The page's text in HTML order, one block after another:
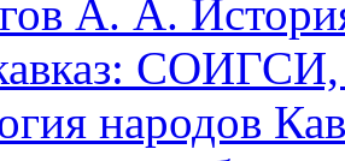
А. А.
СОИГСИ,
народов